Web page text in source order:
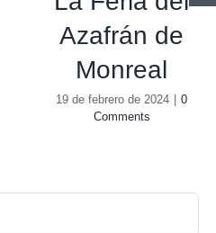
Azafrán de
Monreal
19 de febrero de 2024
0
Comments